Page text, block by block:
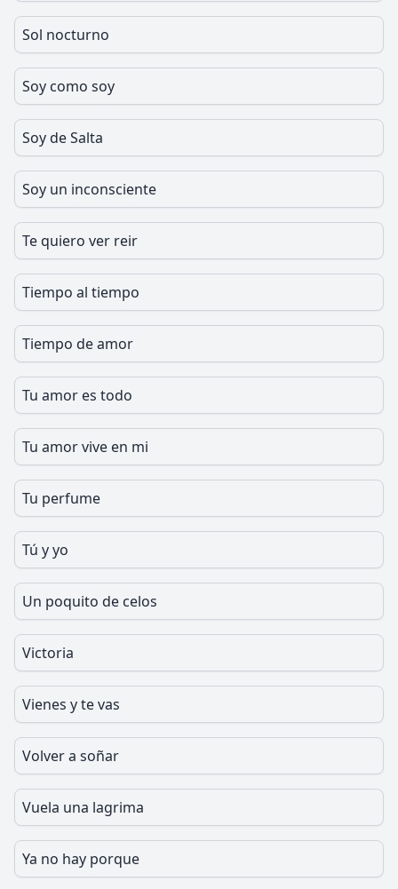
Sol nocturno
Soy como soy
Soy de Salta
Soy un inconsciente
Te quiero ver reir
Tiempo al tiempo
Tiempo de amor
Tu amor es todo
Tu amor vive en mi
Tu perfume
Tú y yo
Un poquito de celos
Victoria
Vienes y te vas
Volver a soñar
Vuela una lagrima
Ya no hay porque